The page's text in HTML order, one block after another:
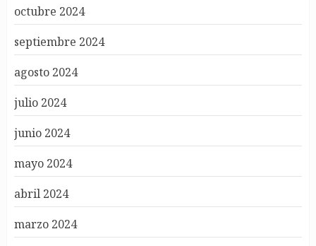
octubre 2024
septiembre 2024
agosto 2024
julio 2024
junio 2024
mayo 2024
abril 2024
marzo 2024